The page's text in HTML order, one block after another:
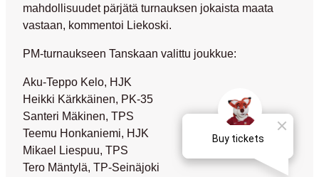
mahdollisuudet pärjätä turnauksen jokaista maata
vastaan, kommentoi Liekoski.
PM-turnaukseen Tanskaan valittu joukkue:
Aku-Teppo Kelo, HJK
Heikki Kärkkäinen, PK-35
Santeri Mäkinen, TPS
Teemu Honkaniemi, HJK
Mikael Liespuu, TPS
Tero Mäntylä, TP-Seinäjoki